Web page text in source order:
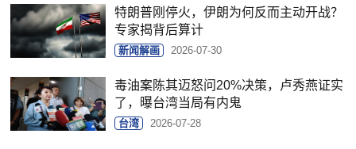
特朗普刚停火，伊朗为何反而主动开战？
专家揭背后算计
新闻解画 2026-07-30
毒油案陈其迈怒问20%决策，卢秀燕证实
了，曝台湾当局有内鬼
台湾 2026-07-28